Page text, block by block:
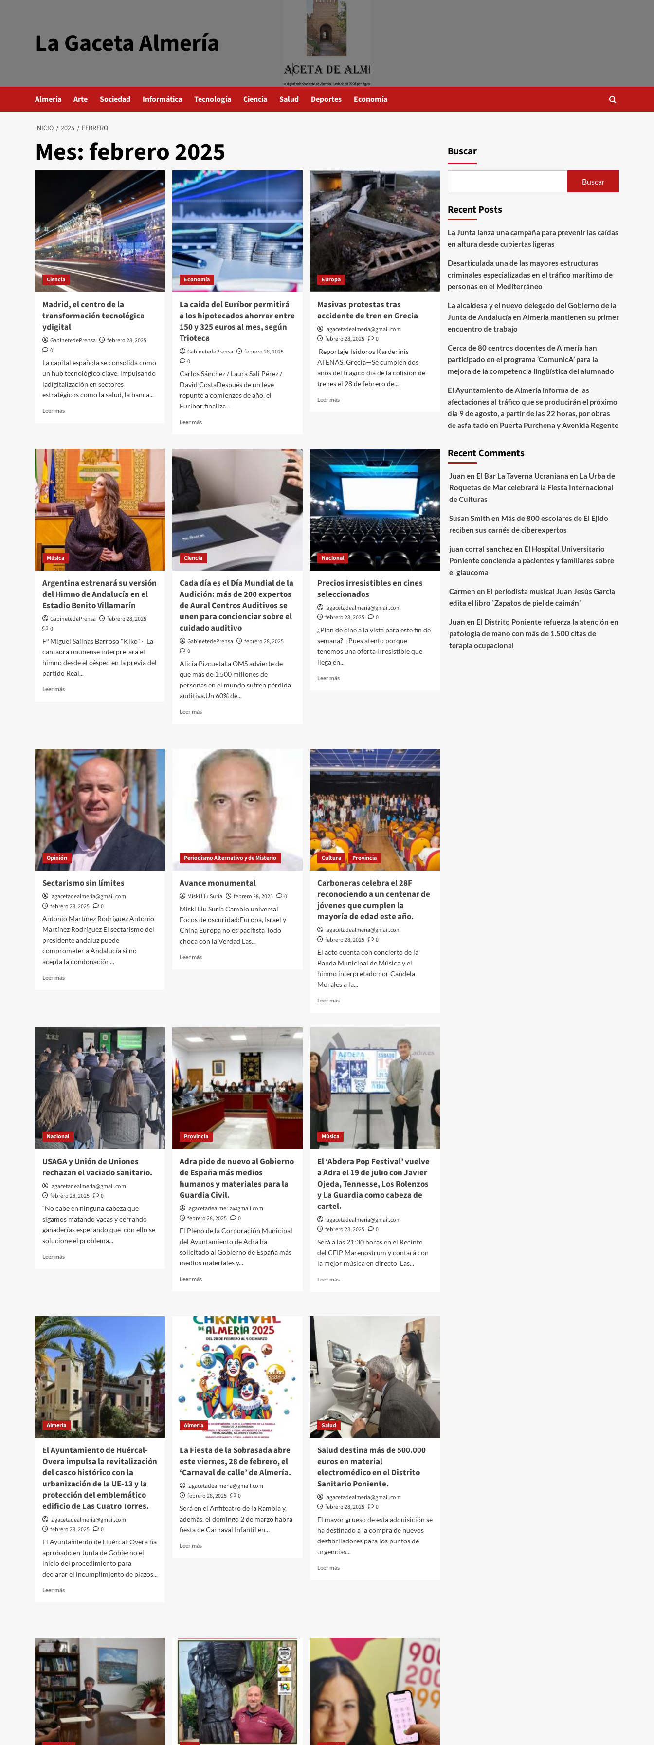
La Gaceta Almería
Almería Arte Sociedad Informática Tecnología Ciencia Salud Deportes Economía
INICIO 2025 FEBRERO
Mes:febrero 2025
Ciencia
Madrid, el centro de la
transformación tecnológica
ydigital
GabinetedePrensa
febrero 28, 2025
0
La capital española se consolida como
un hub tecnológico clave, impulsando
ladigitalización en sectores
estratégicos como la salud, la banca...
Leer másLeer
centro
de
transformación
tecnológica
ydigital
Economía
La caída del Euríbor permitirá
a los hipotecados ahorrar entre
150 y 325 euros al mes, según
Trioteca
GabinetedePrensa
febrero 28, 2025
0
Carlos Sánchez / Laura Sali Pérez /
David CostaDespués de un leve
repunte a comienzos de año, el
Euríbor finaliza...
Leer másLeer
La
hipotecados
entre
150
y
325
euros
al
mes,
según
Trioteca
Europa
Masivas protestas tras
accidente de tren en Grecia
lagacetadealmeria@gmail.com
febrero 28, 2025
0
Reportaje-Isidoros Karderinis
ATENAS, Grecia—Se cumplen dos
años del trágico día de la colisión de
trenes el 28 de febrero de...
Leer másLeer
accidente
de
tren
en
Grecia
Música
Argentina estrenará su versión
del Himno de Andalucía en el
Estadio Benito Villamarín
GabinetedePrensa
febrero 28, 2025
0
Fº Miguel Salinas Barroso "Kiko" · La
cantaora onubense interpretará el
himno desde el césped en la previa del
partido Real...
Leer másLeer
del
Himno
de
Andalucía
en
el
Estadio
Benito
Villamarín
Ciencia
Cada día es el Día Mundial de la
Audición: más de 200 expertos
de Aural Centros Auditivos se
unen para concienciar sobre el
cuidado auditivo
GabinetedePrensa
febrero 28, 2025
0
Alicia PizcuetaLa OMS advierte de
que más de 1.500 millones de
personas en el mundo sufren pérdida
auditiva.Un 60% de...
Leer másLeer
es
el
Día
la
Audición:
más
de
200
expertos
de
Aural
Auditivos
se
para
concienciar
sobre
el
auditivo
Nacional
Precios irresistibles en cines
seleccionados
lagacetadealmeria@gmail.com
febrero 28, 2025
0
¿Plan de cine a la vista para este fin de
semana? ¡Pues atento porque
tenemos una oferta irresistible que
llega en...
Leer másLeer
Opinión
Sectarismo sin límites
lagacetadealmeria@gmail.com
febrero 28, 2025
0
Antonio Martínez Rodríguez Antonio
Martínez Rodríguez El sectarismo del
presidente andaluz puede
comprometer a Andalucía si no
acepta la condonación...
Leer másLeer
Periodismo Alternativo y de Misterio
Avance monumental
Miski Liu Suria febrero 28, 2025
0
Miski Liu Suria Cambio universal
Focos de oscuridad:Europa, Israel y
China Europa no es pacifista Todo
choca con la Verdad Las...
Leer másLeer
Cultura Provincia
Carboneras celebra el 28F
reconociendo a un centenar de
jóvenes que cumplen la
mayoría de edad este año.
lagacetadealmeria@gmail.com
febrero 28, 2025
0
El acto cuenta con concierto de la
Banda Municipal de Música y el
himno interpretado por Candela
Morales a la...
Leer másLeer
Carboneras
celebra
28F
reconociendo
a
un
centenar
jóvenes
cumplen
la
mayoría
edad
este
año.
Nacional
USAGA y Unión de Uniones
rechazan el vaciado sanitario.
lagacetadealmeria@gmail.com
febrero 28, 2025
0
“No cabe en ninguna cabeza que
sigamos matando vacas y cerrando
ganaderías esperando que con ello se
solucione el problema...
Leer másLeer
Uniones
rechazan
el
vaciado
sanitario.
Provincia
Adra pide de nuevo al Gobierno
de España más medios
humanos y materiales para la
Guardia Civil.
lagacetadealmeria@gmail.com
febrero 28, 2025
0
El Pleno de la Corporación Municipal
del Ayuntamiento de Adra ha
solicitado al Gobierno de España más
medios materiales y...
Leer másLeer
pide
de
nuevo
al
Gobierno
de
España
más
medios
humanos
y
materiales
para
la
Civil.
Música
El ‘Abdera Pop Festival’ vuelve
a Adra el 19 de julio con Javier
Ojeda, Tennesse, Los Rolenzos
y La Guardia como cabeza de
cartel.
lagacetadealmeria@gmail.com
febrero 28, 2025
0
Será a las 21:30 horas en el Recinto
del CEIP Marenostrum y contará con
la mejor música en directo Las...
Leer másLeer
vuelve
a
Adra
el
de
julio
con
Javier
Ojeda,
Tennesse,
Rolenzos
y
La
Guardia
cabeza
de
cartel.
Almería
El Ayuntamiento de Huércal-
Overa impulsa la revitalización
del casco histórico con la
urbanización de la UE-13 y la
protección del emblemático
edificio de Las Cuatro Torres.
lagacetadealmeria@gmail.com
febrero 28, 2025
0
El Ayuntamiento de Huércal-Overa ha
aprobado en Junta de Gobierno el
inicio del procedimiento para
declarar el incumplimiento de plazos...
Leer másLeer
Huércal-
Overa
impulsa
la
revitalización
del
casco
histórico
con
Almería
La Fiesta de la Sobrasada abre
este viernes, 28 de febrero, el
‘Carnaval de calle’ de Almería.
lagacetadealmeria@gmail.com
febrero 28, 2025
0
Será en el Anfiteatro de la Rambla y,
además, el domingo 2 de marzo habrá
fiesta de Carnaval Infantil en...
Leer másLeer
viernes,
28
de
febrero,
el
‘Carnaval
de
calle’
de
Almería.
Salud
Salud destina más de 500.000
euros en material
electromédico en el Distrito
Sanitario Poniente.
lagacetadealmeria@gmail.com
febrero 28, 2025
0
El mayor grueso de esta adquisición se
ha destinado a la compra de nuevos
desfibriladores para los puntos de
urgencias...
Leer másLeer
euros
material
electromédico
en
Distrito
Sanitario
Poniente.
Buscar
Buscar
Recent Posts
La Junta lanza una campaña para prevenir las caídas
en altura desde cubiertas ligeras
Desarticulada una de las mayores estructuras
criminales especializadas en el tráfico marítimo de
personas en el Mediterráneo
La alcaldesa y el nuevo delegado del Gobierno de la
Junta de Andalucía en Almería mantienen su primer
encuentro de trabajo
Cerca de 80 centros docentes de Almería han
participado en el programa ‘ComunicA’ para la
mejora de la competencia lingüística del alumnado
El Ayuntamiento de Almería informa de las
afectaciones al tráfico que se producirán el próximo
día 9 de agosto, a partir de las 22 horas, por obras
de asfaltado en Puerta Purchena y Avenida Regente
Recent Comments
Juan en El Bar La Taverna Ucraniana en La Urba de
Roquetas de Mar celebrará la Fiesta Internacional
de Culturas
Susan Smith en Más de 800 escolares de El Ejido
reciben sus carnés de ciberexpertos
juan corral sanchezen El Hospital Universitario
Poniente conciencia a pacientes y familiares sobre
el glaucoma
Carmen en El periodista musical Juan Jesús García
edita el libro `Zapatos de piel de caimán´
Juan en El Distrito Poniente refuerza la atención en
patología de mano con más de 1.500 citas de
terapia ocupacional